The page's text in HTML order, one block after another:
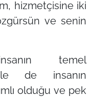
hizmetçisine iki
ve senin
temel
de insanın
olduğu ve pek